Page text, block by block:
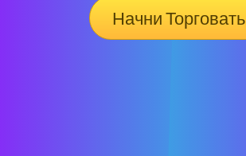
Начни Торговать